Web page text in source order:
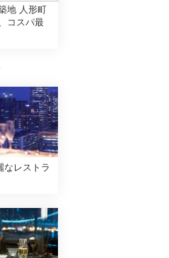
地 人形町
コスパ最
なレストラ